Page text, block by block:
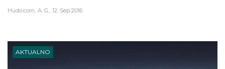
Hudo.com A. G. 12. Sep 2016
AKTUALNO